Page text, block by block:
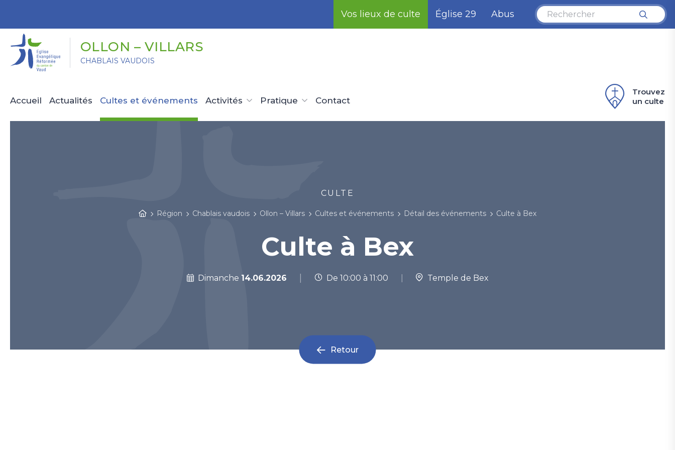
Vos lieux de culte Église 29 Abus
OLLON – VILLARS
CHABLAIS VAUDOIS
Accueil Actualités Cultes et événements Activités Pratique Contact
Trouvez
un culte
CULTE
Région Chablais vaudois Ollon – Villars Cultes et événements Détail des événements Culte à Bex
Culte à Bex
Dimanche 14.06.2026 | De 10:00 à 11:00 Temple de Bex
Retour